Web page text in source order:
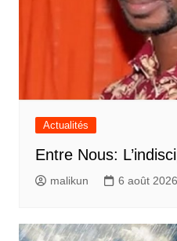
Actualités
Entre Nous:
malikun 6 août 2026